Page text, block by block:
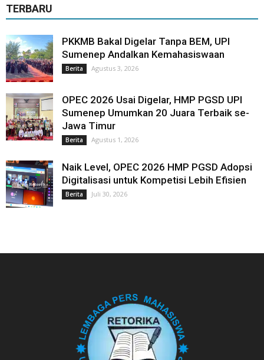
TERBARU
PKKMB Bakal Digelar Tanpa BEM, UPI
Sumenep Andalkan Kemahasiswaan
Berita Agustus 3, 2026
OPEC 2026 Usai Digelar, HMP PGSD UPI
Sumenep Umumkan 20 Juara Terbaik se-
Jawa Timur
Berita Agustus 1, 2026
Naik Level, OPEC 2026 HMP PGSD Adopsi
Digitalisasi untuk Kompetisi Lebih Efisien
Berita Juli 30, 2026